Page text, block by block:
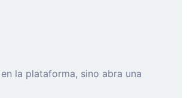
la plataforma, sino abra una